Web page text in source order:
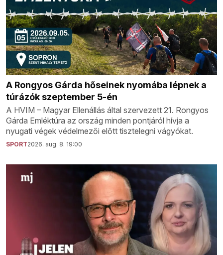
A Rongyos Gárda hőseinek nyomába lépnek a
túrázók szeptember 5-én
A HVIM – Magyar Ellenállás által szervezett 21. Rongyos
Gárda Emléktúra az ország minden pontjáról hívja a
nyugati végek védelmezői előtt tisztelegni vágyókat.
SPORT2026. aug. 8. 19:00